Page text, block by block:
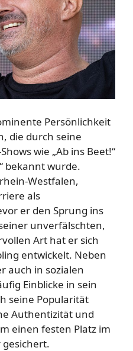
Persönlichkeit
die durch seine
wie „Ab ins Beet!“
bekannt wurde.
Westfalen,
als
er den Sprung ins
unverfälschten,
Art hat er sich
entwickelt. Neben
auch in sozialen
Einblicke in sein
seine Popularität
Authentizität und
einen festen Platz im